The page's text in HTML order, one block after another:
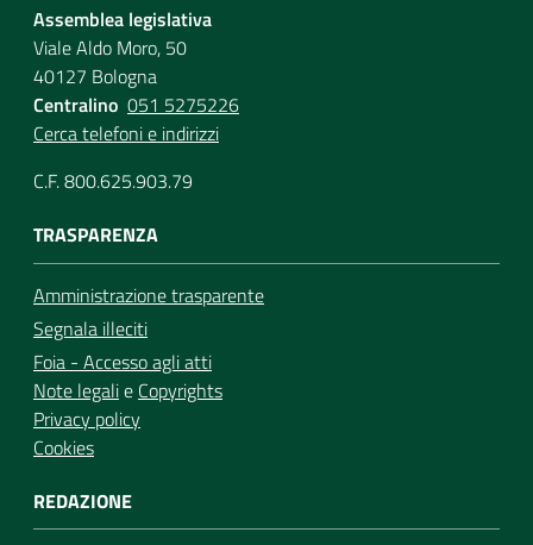
Assemblea legislativa
Viale Aldo Moro, 50
40127 Bologna
Centralino 051 5275226
Cerca telefoni e indirizzi
C.F. 800.625.903.79
TRASPARENZA
Amministrazione trasparente
Segnala illeciti
Foia - Accesso agli atti
Note legalie Copyrights
Privacy policy
Cookies
REDAZIONE